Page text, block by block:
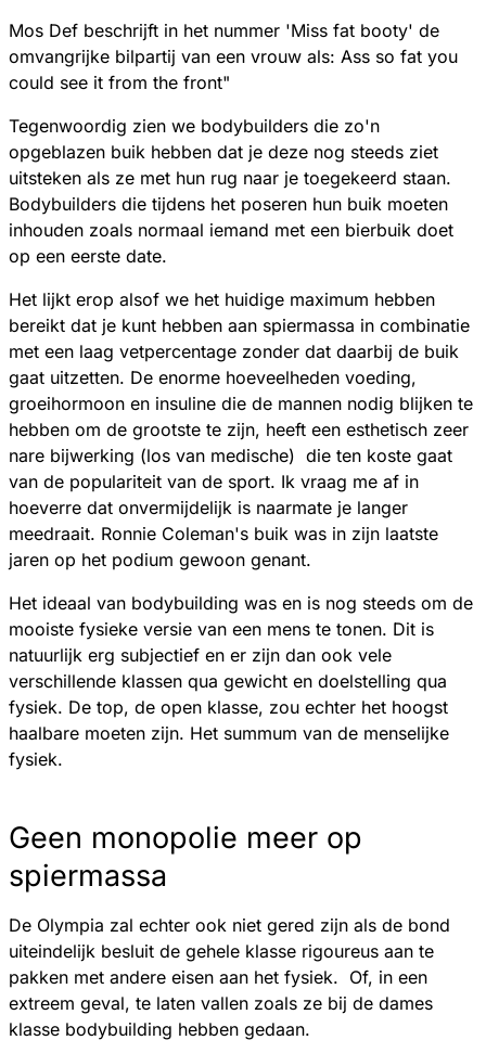
Mos Def beschrijft in het nummer 'Miss fat booty' de
omvangrijke bilpartij van een vrouw als: Ass so fat you
could see it from the front"
Tegenwoordig zien we bodybuilders die zo'n
opgeblazen buik hebben dat je deze nog steeds ziet
uitsteken als ze met hun rug naar je toegekeerd staan.
Bodybuilders die tijdens het poseren hun buik moeten
inhouden zoals normaal iemand met een bierbuik doet
op een eerste date.
Het lijkt erop alsof we het huidige maximum hebben
bereikt dat je kunt hebben aan spiermassa in combinatie
met een laag vetpercentage zonder dat daarbij de buik
gaat uitzetten. De enorme hoeveelheden voeding,
groeihormoon en insuline die de mannen nodig blijken te
hebben om de grootste te zijn, heeft een esthetisch zeer
nare bijwerking (los van medische) die ten koste gaat
van de populariteit van de sport. Ik vraag me af in
hoeverre dat onvermijdelijk is naarmate je langer
meedraait. Ronnie Coleman's buik was in zijn laatste
jaren op het podium gewoon genant.
Het ideaal van bodybuilding was en is nog steeds om de
mooiste fysieke versie van een mens te tonen. Dit is
natuurlijk erg subjectief en er zijn dan ook vele
verschillende klassen qua gewicht en doelstelling qua
fysiek. De top, de open klasse, zou echter het hoogst
haalbare moeten zijn. Het summum van de menselijke
fysiek.
Geen monopolie meer op
spiermassa
De Olympia zal echter ook niet gered zijn als de bond
uiteindelijk besluit de gehele klasse rigoureus aan te
pakken met andere eisen aan het fysiek. Of, in een
extreem geval, te laten vallen zoals ze bij de dames
klasse bodybuilding hebben gedaan.